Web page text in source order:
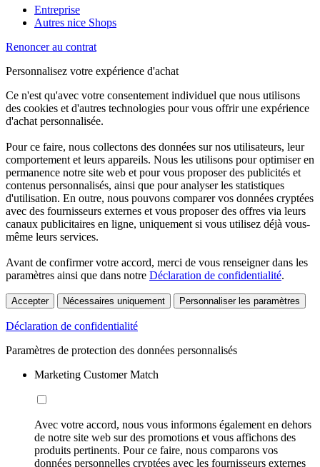
Entreprise
Autres nice Shops
Renoncer au contrat
Personnalisez votre expérience d'achat
Ce n'est qu'avec votre consentement individuel que nous utilisons
des cookies et d'autres technologies pour vous offrir une expérience
d'achat personnalisée.
Pour ce faire, nous collectons des données sur nos utilisateurs, leur
comportement et leurs appareils. Nous les utilisons pour optimiser en
permanence notre site web et pour vous proposer des publicités et
contenus personnalisés, ainsi que pour analyser les statistiques
d'utilisation. En outre, nous pouvons comparer vos données cryptées
avec des fournisseurs externes et vous proposer des offres via leurs
canaux publicitaires en ligne, uniquement si vous utilisez déjà vous-
même leurs services.
Avant de confirmer votre accord, merci de vous renseigner dans les
paramètres ainsi que dans notre Déclaration de confidentialité.
Accepter Nécessaires uniquement Personnaliser les paramètres
Déclaration de confidentialité
Paramètres de protection des données personnalisés
Marketing Customer Match
Avec votre accord, nous vous informons également en dehors
de notre site web sur des promotions et vous affichons des
produits pertinents. Pour ce faire, nous comparons vos
données personnelles cryptées avec les fournisseurs externes